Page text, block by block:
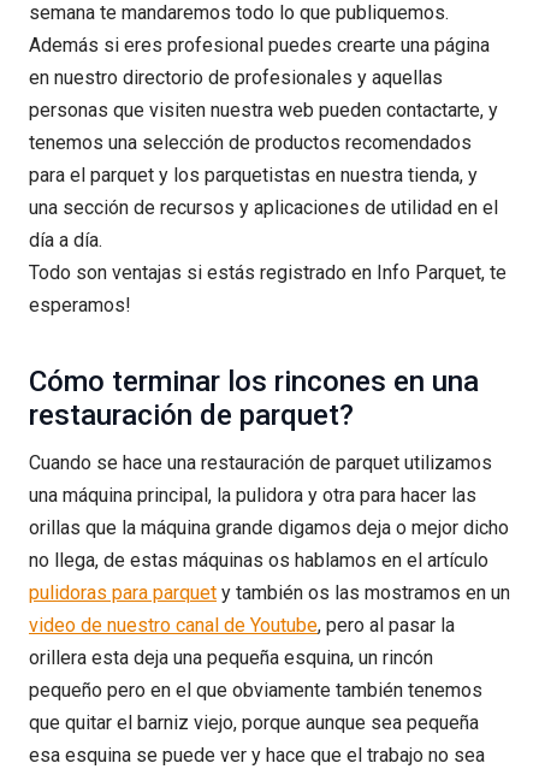
semana te mandaremos todo lo que publiquemos.
Además si eres profesional puedes crearte una página
en nuestro directorio de profesionales y aquellas
personas que visiten nuestra web pueden contactarte, y
tenemos una selección de productos recomendados
para el parquet y los parquetistas en nuestra tienda, y
una sección de recursos y aplicaciones de utilidad en el
día a día.
Todo son ventajas si estás registrado en Info Parquet, te
esperamos!
Cómo terminar los rincones en una
restauración de parquet?
Cuando se hace una restauración de parquet utilizamos
una máquina principal, la pulidora y otra para hacer las
orillas que la máquina grande digamos deja o mejor dicho
no llega, de estas máquinas os hablamos en el artículo
pulidoras para parquet y también os las mostramos en un
video de nuestro canal de Youtube, pero al pasar la
orillera esta deja una pequeña esquina, un rincón
pequeño pero en el que obviamente también tenemos
que quitar el barniz viejo, porque aunque sea pequeña
esa esquina se puede ver y hace que el trabajo no sea